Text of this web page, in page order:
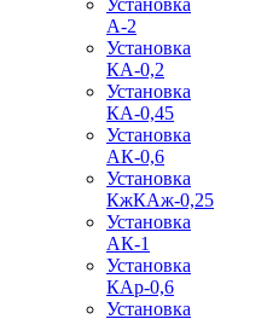
А-2
Установка
КА-0,2
Установка
КА-0,45
Установка
АК-0,6
Установка
КжКАж-0,25
Установка
АК-1
Установка
КАр-0,6
Установка